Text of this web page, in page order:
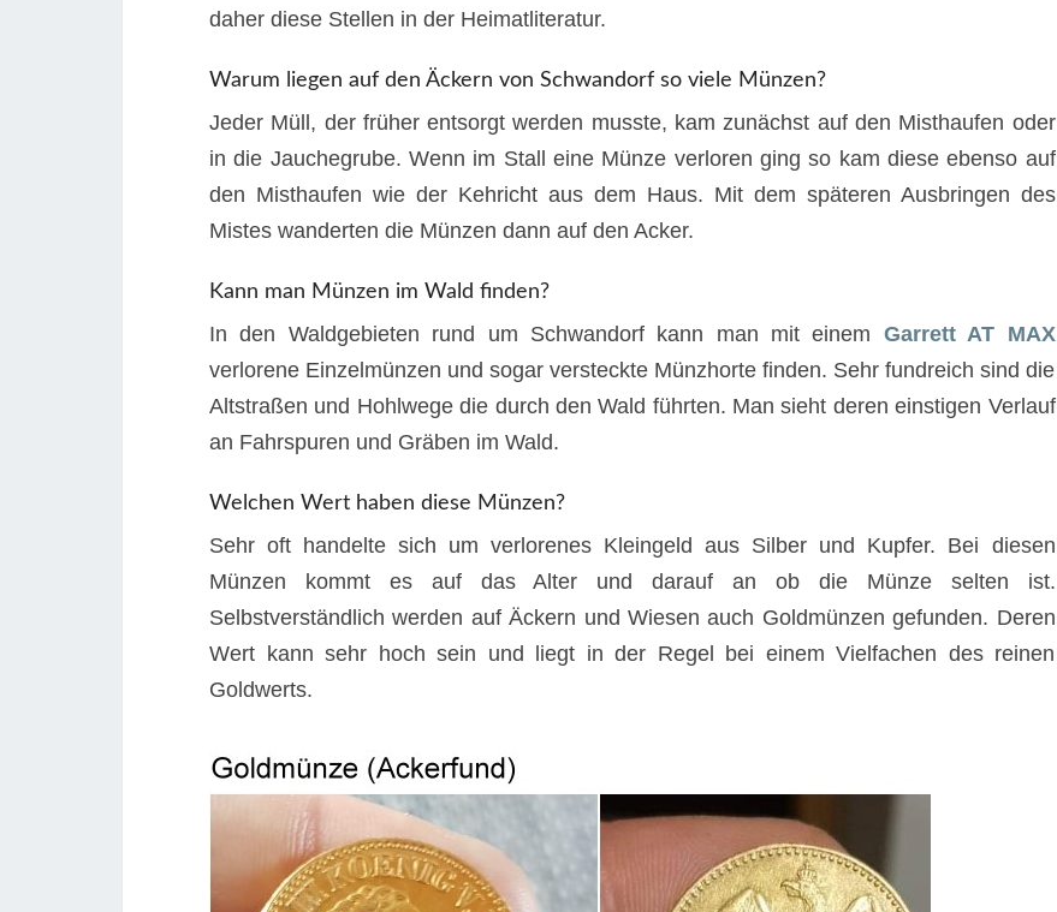
daher diese Stellen in der Heimatliteratur.
Warum liegen auf den Äckern von Schwandorf so viele Münzen?
Jeder Müll, der früher entsorgt werden musste, kam zunächst auf den Misthaufen oder
in die Jauchegrube. Wenn im Stall eine Münze verloren ging so kam diese ebenso auf
den Misthaufen wie der Kehricht aus dem Haus. Mit dem späteren Ausbringen des
Mistes wanderten die Münzen dann auf den Acker.
Kann man Münzen im Wald finden?
In den Waldgebieten rund um Schwandorf kann man mit einem Garrett AT MAX
verlorene Einzelmünzen und sogar versteckte Münzhorte finden. Sehr fundreich sind die
Altstraßen und Hohlwege die durch den Wald führten. Man sieht deren einstigen Verlauf
an Fahrspuren und Gräben im Wald.
Welchen Wert haben diese Münzen?
Sehr oft handelte sich um verlorenes Kleingeld aus Silber und Kupfer. Bei diesen
Münzen kommt es auf das Alter und darauf an ob die Münze selten ist.
Selbstverständlich werden auf Äckern und Wiesen auch Goldmünzen gefunden. Deren
Wert kann sehr hoch sein und liegt in der Regel bei einem Vielfachen des reinen
Goldwerts.